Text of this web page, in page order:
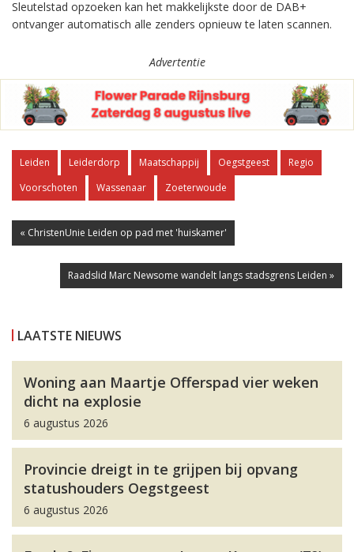
Sleutelstad opzoeken kan het makkelijkste door de DAB+
ontvanger automatisch alle zenders opnieuw te laten scannen.
Advertentie
Leiden Leiderdorp Maatschappij Oegstgeest
Regio
Voorschoten
Wassenaar Zoeterwoude
« ChristenUnie Leiden op pad met 'huiskamer'
Raadslid Marc Newsome wandelt langs stadsgrens Leiden »
LAATSTE NIEUWS
Woning aan Maartje Offerspad vier weken
dicht na explosie
6 augustus 2026
Provincie dreigt in te grijpen bij opvang
statushouders Oegstgeest
6 augustus 2026